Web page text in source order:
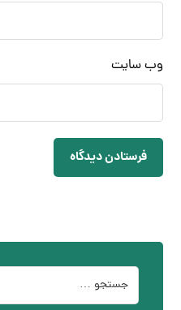
وب‌ سایت
فرستادن دیدگاه